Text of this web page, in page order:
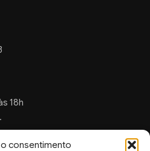
consentimento
18h